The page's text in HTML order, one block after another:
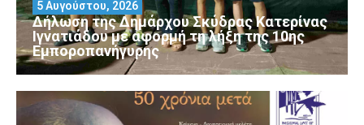
Δήλωση της Δημάρχου Σκύδρας Κατερίνας
Ιγνατιάδου με αφορμή τη λήξη της 10ης
Εμποροπανήγυρης
5 Αυγούστου, 2026